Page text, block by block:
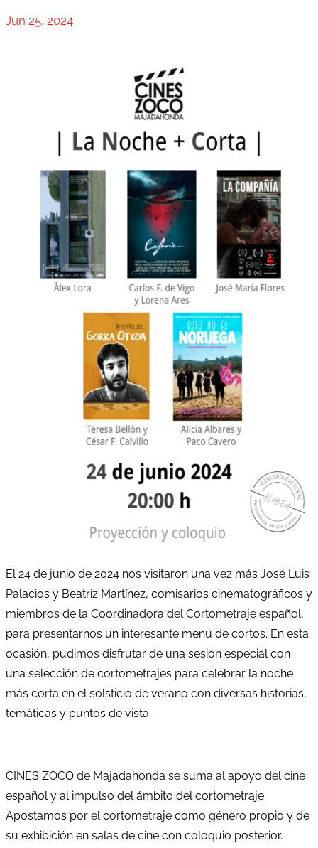
Jun 25, 2024
El 24 de junio de 2024 nos visitaron una vez más José Luis
Palacios y Beatriz Martínez, comisarios cinematográficos y
miembros de la Coordinadora del Cortometraje español,
para presentarnos un interesante menú de cortos. En esta
ocasión, pudimos disfrutar de una sesión especial con
una selección de cortometrajes para celebrar la noche
más corta en el solsticio de verano con diversas historias,
temáticas y puntos de vista.
CINES ZOCO de Majadahonda se suma al apoyo del cine
español y al impulso del ámbito del cortometraje.
Apostamos por el cortometraje como género propio y de
su exhibición en salas de cine con coloquio posterior.